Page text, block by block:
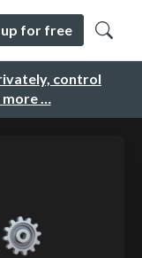
control
more …
up for free